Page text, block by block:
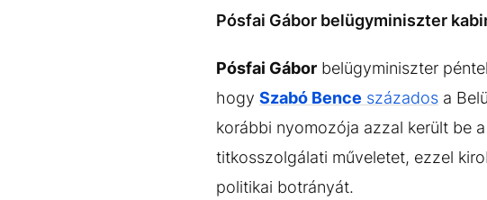
Impresszum
Pósfai Gábor belügyminiszter
Pósfai Gábor belügyminiszter
hogy Szabó Bence százados a
korábbi nyomozója azzal került be
titkosszolgálati műveletet, ezzel
politikai botrányát.